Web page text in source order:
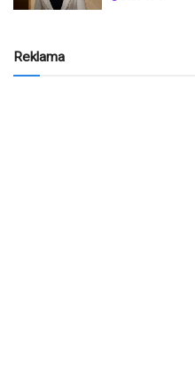
Reklama